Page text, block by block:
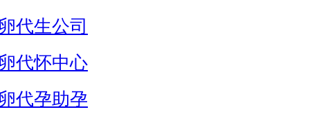
代生公司
代怀中心
代孕助孕